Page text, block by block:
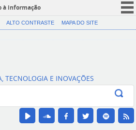
à informação
CORONAVÍRUS (COVID-19)
Canais
ALTO CONTRASTE MAPA DO SITE
TECNOLOGIA E INOVAÇÕES